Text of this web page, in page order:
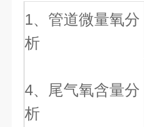
1、管道微量氧分
析
4、尾气氧含量分
析